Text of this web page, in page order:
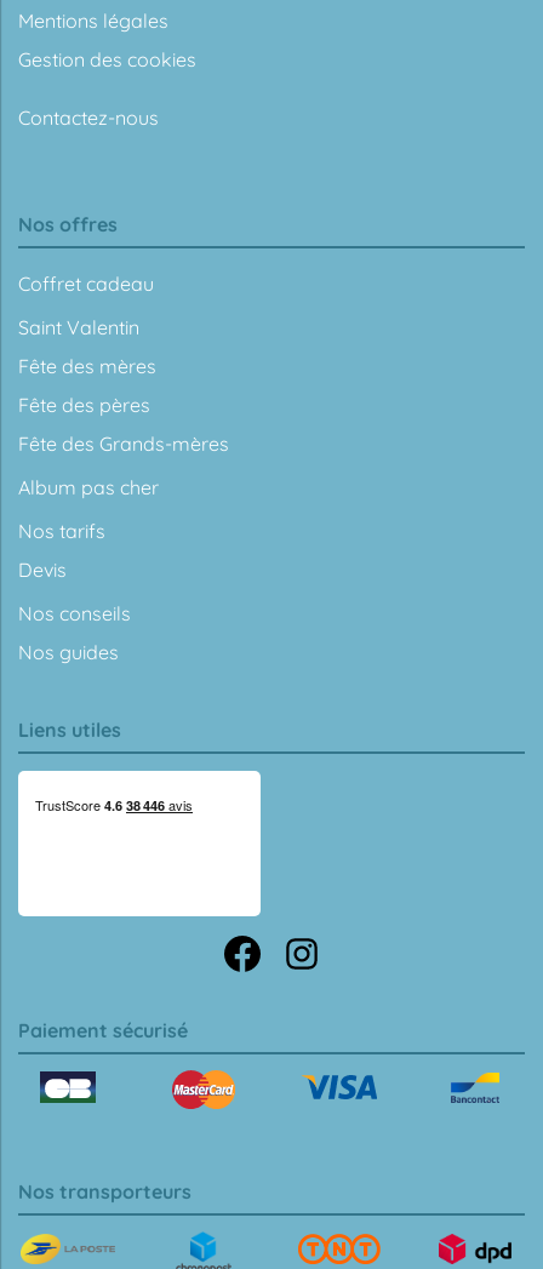
Mentions légales
Gestion des cookies
Contactez-nous
Nos offres
Coffret cadeau
Saint Valentin
Fête des mères
Fête des pères
Fête des Grands-mères
Album pas cher
Nos tarifs
Devis
Nos conseils
Nos guides
Liens utiles
Paiement sécurisé
Nos transporteurs